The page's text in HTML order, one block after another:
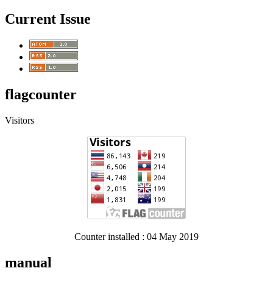
Current Issue
flagcounter
Visitors
Counter installed : 04 May 2019
manual